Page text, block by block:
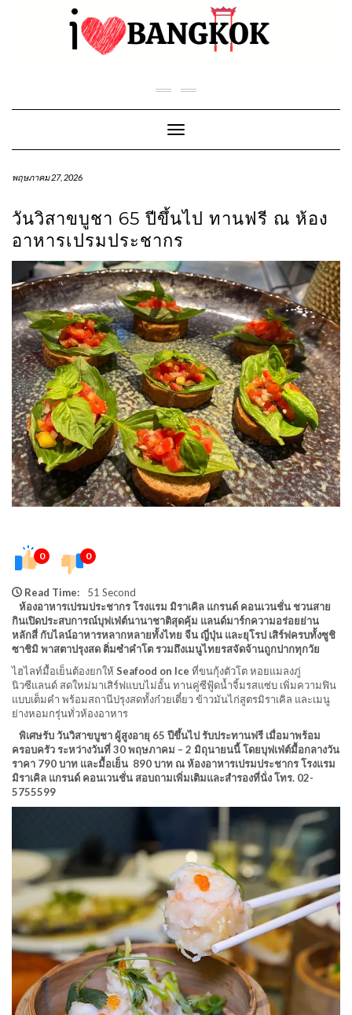
Toggle Navigation
พฤษภาคม 27, 2026
วันวิสาขบูชา 65 ปีขึ้นไป ทานฟรี ณ ห้อง
อาหารเปรมประชากร
0 0
Read Time:
51 Second
ห้องอาหารเปรมประชากร โรงแรม มิราเคิล แกรนด์ คอนเวนชั่น ชวนสาย
กินเปิดประสบการณ์บุฟเฟ่ต์นานาชาติสุดคุ้ม แลนด์มาร์กความอร่อยย่าน
หลักสี่ กับไลน์อาหารหลากหลายทั้งไทย จีน ญี่ปุ่น และยุโรป เสิร์ฟครบทั้งซูชิ
ซาชิมิ พาสตาปรุงสด ติ่มซำคำโต รวมถึงเมนูไทยรสจัดจ้านถูกปากทุกวัย
ไฮไลท์มื้อเย็นต้องยกให้Seafood on Ice ที่ขนกุ้งตัวโต หอยแมลงภู่
นิวซีแลนด์ สดใหม่มาเสิร์ฟแบบไม่อั้น ทานคู่ซีฟู้ดน้ำจิ้มรสแซ่บ เพิ่มความฟิน
แบบเต็มคำ พร้อมสถานีปรุงสดทั้งก๋วยเตี๋ยว ข้าวมันไก่สูตรมิราเคิล และเมนู
ย่างหอมกรุ่นทั่วห้องอาหาร
พิเศษรับ วันวิสาขบูชา ผู้สูงอายุ 65 ปีขึ้นไป รับประทานฟรี เมื่อมาพร้อม
ครอบครัว ระหว่างวันที่ 30 พฤษภาคม – 2 มิถุนายนนี้ โดยบุฟเฟ่ต์มื้อกลางวัน
ราคา 790 บาท และมื้อเย็น 890 บาท ณ ห้องอาหารเปรมประชากร โรงแรม
มิราเคิล แกรนด์ คอนเวนชั่น สอบถามเพิ่มเติมและสำรองที่นั่ง โทร. 02-
5755599